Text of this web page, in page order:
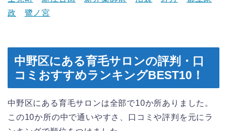
政
鷺ノ宮
中野区にある育毛サロンの評判・口
コミおすすめランキングBEST10！
中野区にある育毛サロンは全部で10か所ありました。
この10か所の中で通いやすさ、口コミや評判を元にラ